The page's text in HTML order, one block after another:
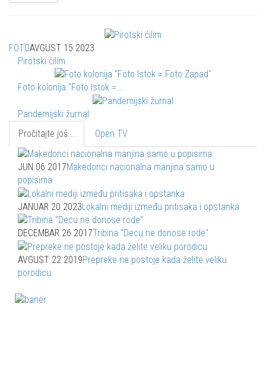
FOTOAVGUST 15 2023
Pirotski ćilim
Foto kolonija "Foto Istok =…
Pandemijski žurnal
Pročitajte još...
Open TV
JUN 06 2017Makedonci nacionalna manjina samo u
popisima
JANUAR 20 2023Lokalni mediji između pritisaka i opstanka
DECEMBAR 26 2017Tribina "Decu ne donose rode"
AVGUST 22 2019Prepreke ne postoje kada želite veliku
porodicu